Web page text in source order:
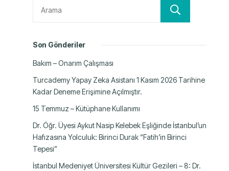
Son Gönderiler
Bakım – Onarım Çalışması
Turcademy Yapay Zeka Asistanı 1 Kasım 2026 Tarihine
Kadar Deneme Erişimine Açılmıştır.
15 Temmuz – Kütüphane Kullanımı
Dr. Öğr. Üyesi Aykut Nasip Kelebek Eşliğinde İstanbul’un
Hafızasına Yolculuk: Birinci Durak “Fatih’in Birinci
Tepesi”
İstanbul Medeniyet Üniversitesi Kültür Gezileri – 8: Dr.